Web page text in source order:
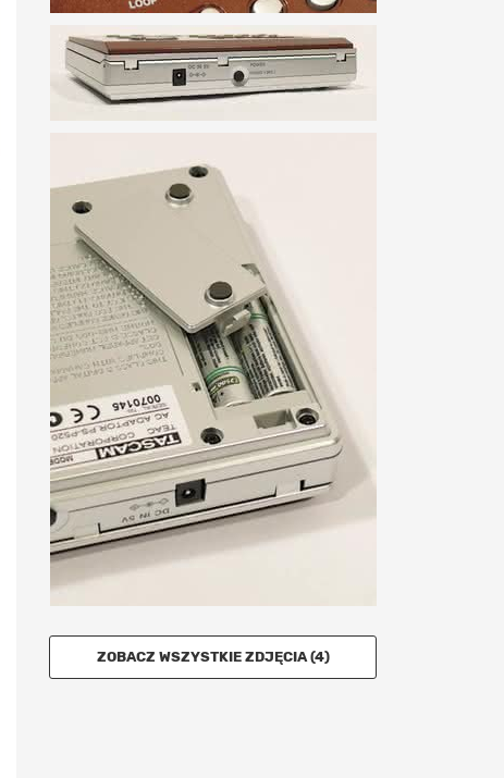
ZOBACZ WSZYSTKIE ZDJĘCIA (4)